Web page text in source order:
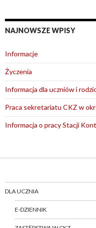
NAJNOWSZE WPISY
Informacje
Życzenia
Informacja dla uczniów i
Praca sekretariatu CKZ w
Informacja o pracy Stacji
DLA UCZNIA
E-DZIENNIK